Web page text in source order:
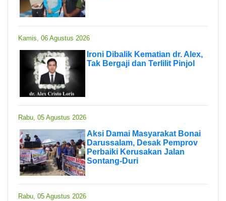
Kamis, 06 Agustus 2026
Ironi Dibalik Kematian dr. Alex,
Tak Bergaji dan Terlilit Pinjol
Rabu, 05 Agustus 2026
Aksi Damai Masyarakat Bonai
Darussalam, Desak Pemprov
Perbaiki Kerusakan Jalan
Sontang-Duri
Rabu, 05 Agustus 2026